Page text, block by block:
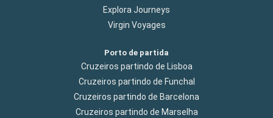
Explora Journeys
Virgin Voyages
Porto de partida
Cruzeiros partindo de Lisboa
Cruzeiros partindo de Funchal
Cruzeiros partindo de Barcelona
Cruzeiros partindo de Marselha